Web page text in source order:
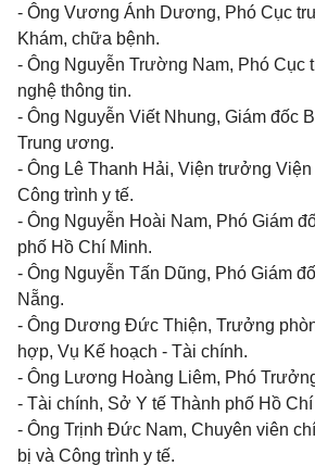
- Ông Vương Ánh Dương, Phó Cục
Khám, chữa bệnh.
- Ông Nguyễn Trường Nam, Phó Cục
nghệ thông tin.
- Ông Nguyễn Viết Nhung, Giám đốc
Trung ương.
- Ông Lê Thanh Hải, Viện trưởng Viện
Công trình y tế.
- Ông Nguyễn Hoài Nam, Phó Giám
phố Hồ Chí Minh.
- Ông Nguyễn Tấn Dũng, Phó Giám
Nẵng.
- Ông Dương Đức Thiện, Trưởng
hợp, Vụ Kế hoạch - Tài chính.
- Ông Lương Hoàng Liêm, Phó
- Tài chính, Sở Y tế Thành phố Hồ Chí
- Ông Trịnh Đức Nam, Chuyên viên
bị và Công trình y tế.